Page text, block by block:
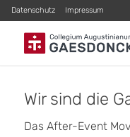
Datenschutz Impressum
Wir sind die
Das After-Event